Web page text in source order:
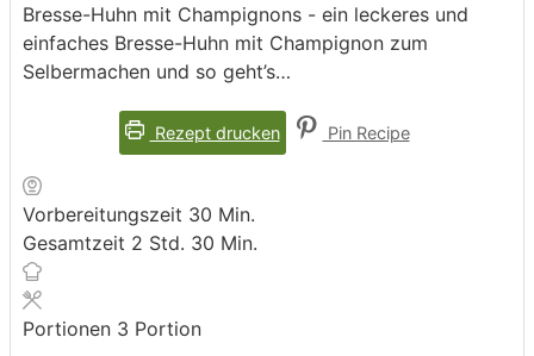
Bresse-Huhn mit Champignons - ein leckeres und
einfaches Bresse-Huhn mit Champignon zum
Selbermachen und so geht’s…
Rezept drucken Pin Recipe
Vorbereitungszeit 30 Minuten
Min.
Gesamtzeit 2 Stunden
Std. 30 Minuten
Min.
Portionen 3 Portion